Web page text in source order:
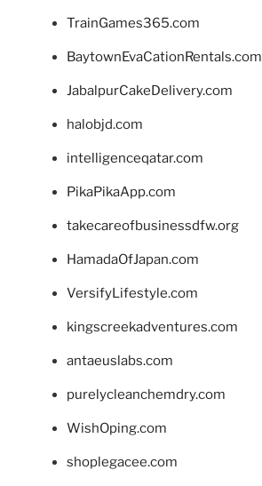
TrainGames365.com
BaytownEvaCationRentals.com
JabalpurCakeDelivery.com
halobjd.com
intelligenceqatar.com
PikaPikaApp.com
takecareofbusinessdfw.org
HamadaOfJapan.com
VersifyLifestyle.com
kingscreekadventures.com
antaeuslabs.com
purelycleanchemdry.com
WishOping.com
shoplegacee.com